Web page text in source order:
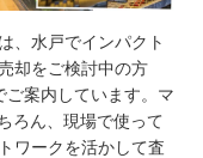
、水戸でインパクト
却をご検討中の方
案内しています。マ
ろん、現場で使って
ワークを活かして査